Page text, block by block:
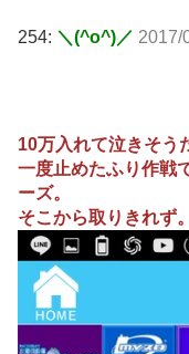
254: ＼(^o^)／ 2017/
10万入れて泣きそう
一度止めたふり作戦
ーズ。
そこから取りきれず。